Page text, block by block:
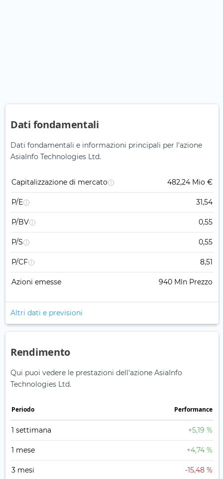
Dati fondamentali
Dati fondamentali e informazioni principali per l'azione
AsiaInfo Technologies Ltd.
Capitalizzazione di mercato 482,24 Mio €
P/E 31,54
P/BV 0,55
P/S 0,55
P/CF 8,51
Azioni emesse 940 Mln Prezzo
Altri dati e previsioni
Rendimento
Qui puoi vedere le prestazioni dell'azione AsiaInfo
Technologies Ltd.
Periodo Performance
1 settimana +5,19 %
1 mese +4,74 %
3 mesi -15,48 %